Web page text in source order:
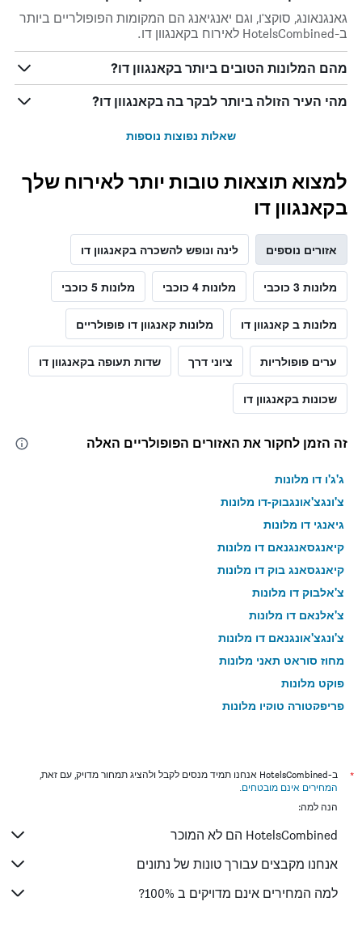
גאנגנאונג, סוקצ'ו, וגם יאנגיאנג הם המקומות הפופולריים ביותר
ב-HotelsCombined לאירוח בקאנגוון דו.
מהם המלונות הטובים ביותר בקאנגוון דו?
מהי העיר הזולה ביותר לבקר בה בקאנגוון דו?
שאלות נפוצות נוספות
למצוא תוצאות טובות יותר לאירוח שלך
בקאנגוון דו
אזורים נוספים לינה ונופש להשכרה בקאנגוון דו
מלונות 3 כוכבי מלונות 4 כוכבי מלונות 5 כוכבי
מלונות ב קאנגוון דו מלונות קאנגוון דו פופולריים
ערים פופולריות ציוני דרך שדות תעופה בקאנגוון דו
שכונות בקאנגוון דו
זה הזמן לחקור את האזורים הפופולריים האלה
ג'ג'ו דו מלונות
צ'ונגצ'אונגבוק-דו מלונות
גיאנגי דו מלונות
קיאנגסאנגנאם דו מלונות
קיאנגסאנג בוק דו מלונות
צ'אלבוק דו מלונות
צ'אלנאם דו מלונות
צ'ונגצ'אונגנאם דו מלונות
מחוז סוראט תאני מלונות
פוקט מלונות
פריפקטורה טוקיו מלונות
מחוז קיוטו מלונות
מחוז פאנג נגה מלונות
*
ב-HotelsCombined אנחנו תמיד מנסים לקבל ולהציג תמחור מדויק, עם זאת,
המחירים אינם מובטחים.
הנה למה:
HotelsCombined הם לא המוכר
אנחנו מקבצים עבורך טונות של נתונים
למה המחירים אינם מדויקים ב 100%?